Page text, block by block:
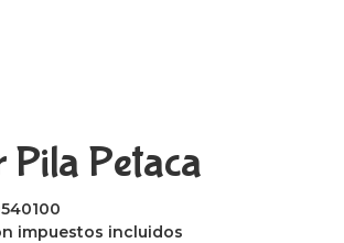
Petaca
impuestos incluidos